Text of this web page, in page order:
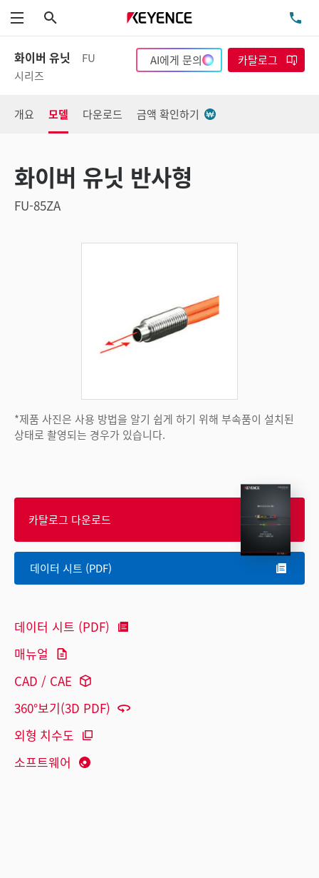
메뉴
화이버 유닛
FU
시리즈
AI에게 문의 카탈로그
개요 모델 다운로드 금액 확인하기
화이버 유닛 반사형
FU-85ZA
*제품 사진은 사용 방법을 알기 쉽게 하기 위해 부속품이 설치된
상태로 촬영되는 경우가 있습니다.
카탈로그 다운로드
데이터 시트 (PDF)
데이터 시트 (PDF)
매뉴얼
CAD / CAE
360°보기(3D PDF)
외형 치수도
소프트웨어